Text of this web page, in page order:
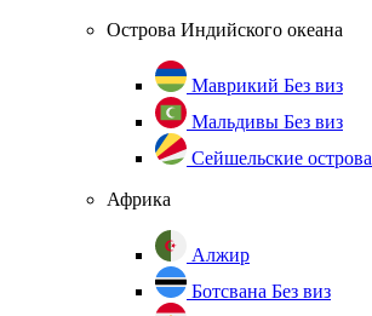
Острова Индийского океана
Маврикий Без виз
Мальдивы Без виз
Сейшельские острова
Африка
Алжир
Ботсвана Без виз